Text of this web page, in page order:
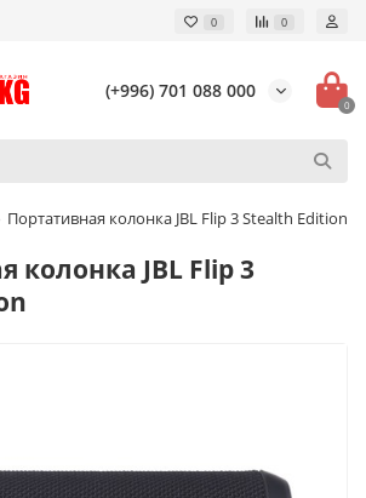
0 0
(+996) 701 088 000
0
Портативная колонка JBL Flip 3 Stealth Edition
колонка JBL Flip 3